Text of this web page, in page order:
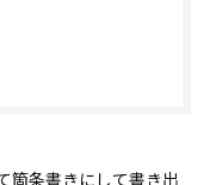
箇条書きにして書き出